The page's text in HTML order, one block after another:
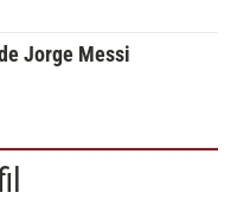
Jorge Messi